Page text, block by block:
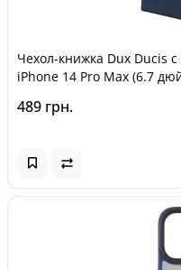
Чехол-книжка Dux Ducis
iPhone 14 Pro Max (6.7
489 грн.